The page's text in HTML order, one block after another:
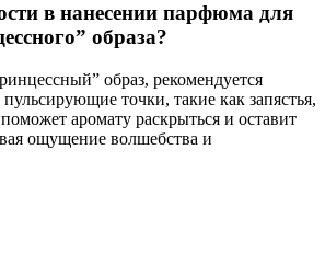
в нанесении парфюма для
образа?
образ, рекомендуется
точки, такие как запястья,
аромату раскрыться и оставит
ощущение волшебства и